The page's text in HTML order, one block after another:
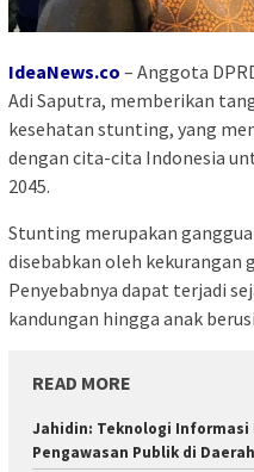
IdeaNews.co – Anggota
Adi Saputra, memberikan
kesehatan stunting, yang
dengan cita-cita Indonesia
2045.
Stunting merupakan
disebabkan oleh kekurangan
Penyebabnya dapat terjadi
kandungan hingga anak
READ MORE
Jahidin: Teknologi
Pengawasan Publik di Daerah